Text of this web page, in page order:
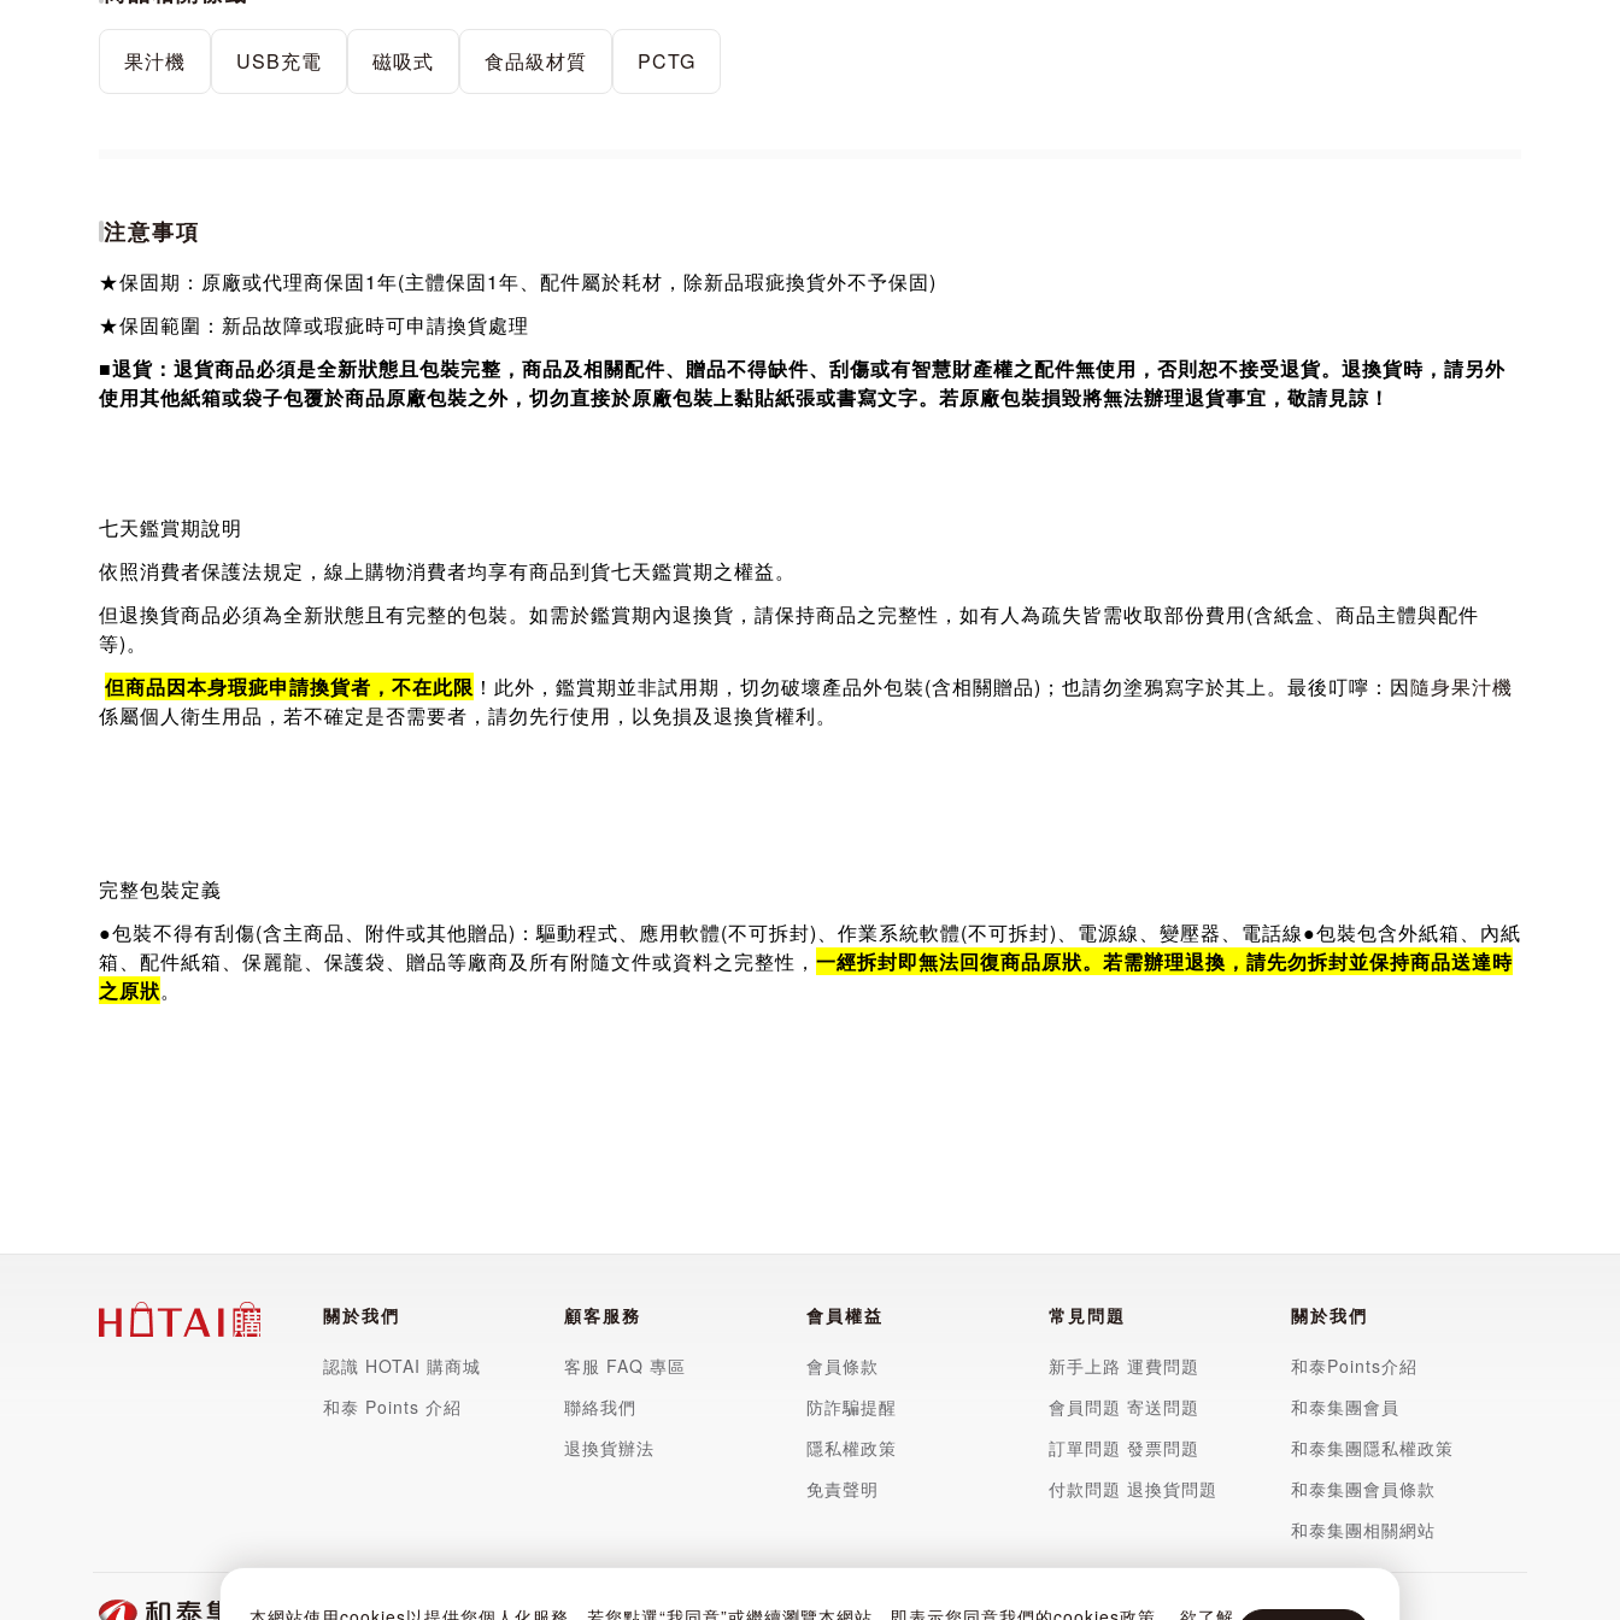
果汁機 USB充電 磁吸式 食品級材質 PCTG
注意事項
★保固期：原廠或代理商保固1年(主體保固1年、配件屬於耗材，除新品瑕疵換貨外不予保固)
★保固範圍：新品故障或瑕疵時可申請換貨處理
■退貨：退貨商品必須是全新狀態且包裝完整，商品及相關配件、贈品不得缺件、刮傷或有智慧財產權之配件無使用，否則恕不接受退貨。退換貨時，請另外
使用其他紙箱或袋子包覆於商品原廠包裝之外，切勿直接於原廠包裝上黏貼紙張或書寫文字。若原廠包裝損毀將無法辦理退貨事宜，敬請見諒！
七天鑑賞期說明
依照消費者保護法規定，線上購物消費者均享有商品到貨七天鑑賞期之權益。
但退換貨商品必須為全新狀態且有完整的包裝。如需於鑑賞期內退換貨，請保持商品之完整性，如有人為疏失皆需收取部份費用(含紙盒、商品主體與配件
等)。
但商品因本身瑕疵申請換貨者，不在此限 ！此外，鑑賞期並非試用期，切勿破壞產品外包裝(含相關贈品)；也請勿塗鴉寫字於其上。最後叮嚀：因隨身果汁機
係屬個人衛生用品，若不確定是否需要者，請勿先行使用，以免損及退換貨權利。
完整包裝定義
●包裝不得有刮傷(含主商品、附件或其他贈品)：驅動程式、應用軟體(不可拆封)、作業系統軟體(不可拆封)、電源線、變壓器、電話線●包裝包含外紙箱、內紙
箱、配件紙箱、保麗龍、保護袋、贈品等廠商及所有附隨文件或資料之完整性， 一經拆封即無法回復商品原狀。若需辦理退換，請先勿拆封並保持商品送達時
之原狀。
關於我們
認識 HOTAI 購商城
和泰 Points 介紹
顧客服務
客服 FAQ 專區
聯絡我們
退換貨辦法
會員權益
會員條款
防詐騙提醒
隱私權政策
免責聲明
常見問題
新手上路
會員問題
訂單問題
付款問題
運費問題
寄送問題
發票問題
退換貨問題
關於我們
和泰Points介紹
和泰集團會員
和泰集團隱私權政策
和泰集團會員條款
和泰集團相關網站
和泰聯網股份有限公司 | 55384114 | 台北市中山區松江路433號12樓